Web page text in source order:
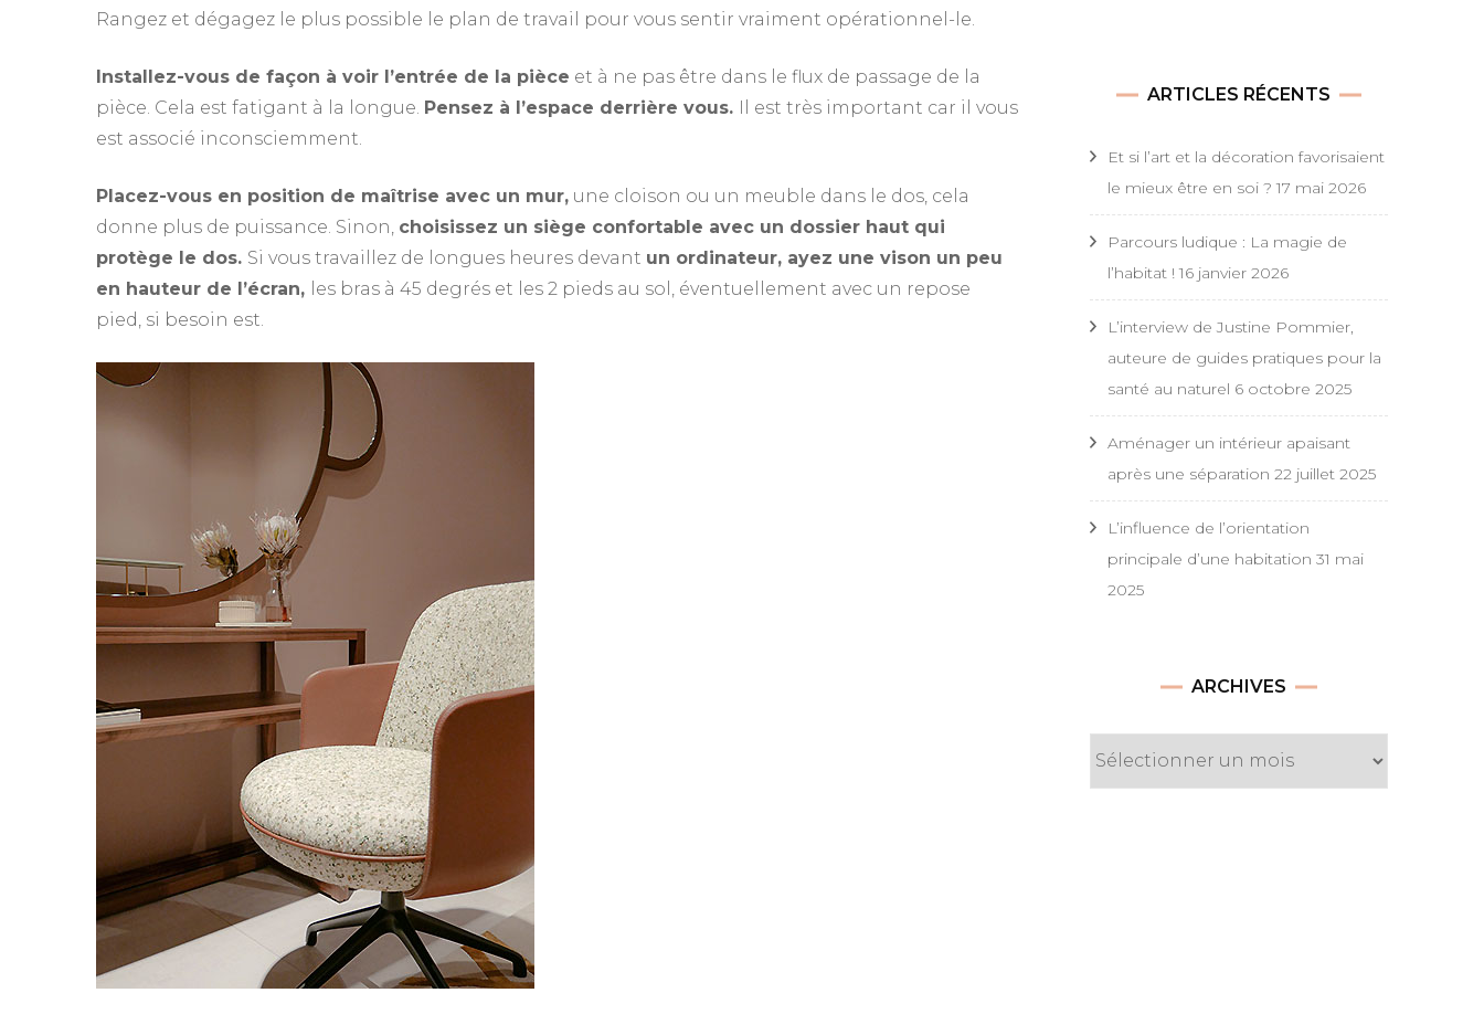
Rangez et dégagez le plus possible le plan de travail pour vous sentir vraiment opérationnel-le.
Installez-vous de façon à voir l’entrée de la pièce et à ne pas être dans le flux de passage de la
pièce. Cela est fatigant à la longue. Pensez à l’espace derrière vous. Il est très important car il vous
est associé inconsciemment.
Placez-vous en position de maîtrise avec un mur, une cloison ou un meuble dans le dos, cela
donne plus de puissance. Sinon, choisissez un siège confortable avec un dossier haut qui
protège le dos. Si vous travaillez de longues heures devant un ordinateur, ayez une vison un peu
en hauteur de l’écran, les bras à 45 degrés et les 2 pieds au sol, éventuellement avec un repose
pied, si besoin est.
ARTICLES RÉCENTS
Et si l’art et la décoration favorisaient
le mieux être en soi ? 17 mai 2026
Parcours ludique : La magie de
l’habitat ! 16 janvier 2026
L’interview de Justine Pommier,
auteure de guides pratiques pour la
santé au naturel 6 octobre 2025
Aménager un intérieur apaisant
après une séparation 22 juillet 2025
L’influence de l’orientation
principale d’une habitation 31 mai
2025
ARCHIVES
Archives